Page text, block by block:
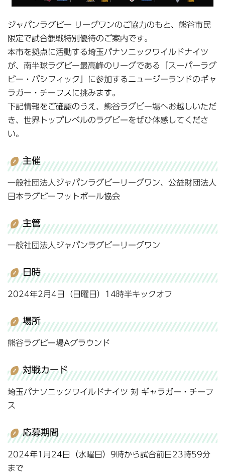
ジャパンラグビー リーグワンのご協力のもと、熊谷市民
限定で試合観戦特別優待のご案内です。
本市を拠点に活動する埼玉パナソニックワイルドナイツ
が、南半球ラグビー最高峰のリーグである「スーパーラグ
ビー・パシフィック」に参加するニュージーランドのギャ
ラガー・チーフスに挑みます。
下記情報をご確認のうえ、熊谷ラグビー場へお越しいただ
き、世界トップレベルのラグビーをぜひ体感してくださ
い。
主催
一般社団法人ジャパンラグビーリーグワン、公益財団法人
日本ラグビーフットボール協会
主管
一般社団法人ジャパンラグビーリーグワン
日時
2024年2月4日（日曜日）14時半キックオフ
場所
熊谷ラグビー場Aグラウンド
対戦カード
埼玉パナソニックワイルドナイツ 対 ギャラガー・チーフ
ス
応募期間
2024年1月24日（水曜日）9時から試合前日23時59分
まで